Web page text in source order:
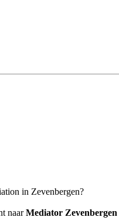
in Zevenbergen?
naarMediator Zevenbergen